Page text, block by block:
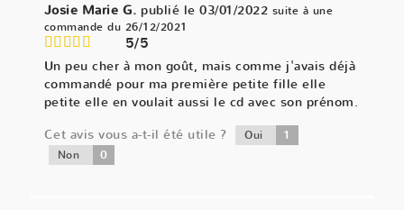
Josie Marie G.publié le 03/01/2022 suite à une
commande du 26/12/2021
5/5
Un peu cher à mon goût, mais comme j'avais déjà
commandé pour ma première petite fille elle
petite elle en voulait aussi le cd avec son prénom.
Cet avis vous a-t-il été utile ?
Oui 1
Non 0